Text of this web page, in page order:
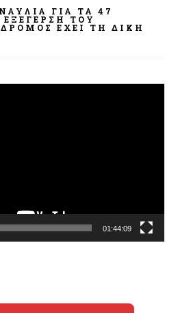
ΓΙΑ ΤΑ 47
ΤΟΥ
ΈΧΕΙ ΤΗ ΔΙΚΉ
01:44:09